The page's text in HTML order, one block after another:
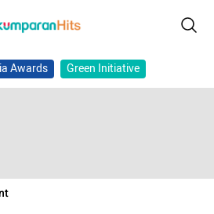
Awards Green Initiative